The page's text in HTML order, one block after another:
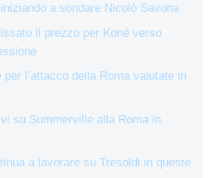
a sondare Nicolò Savona
il prezzo per Koné verso
per l’attacco della Roma valutate in
su Summerville alla Roma in
a lavorare su Tresoldi in queste